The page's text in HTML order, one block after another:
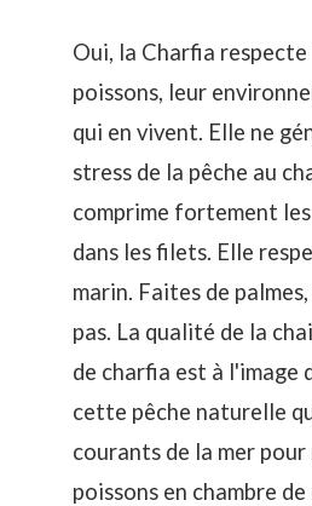
Oui, la Charfia respecte
poissons, leur
qui en vivent. Elle ne
stress de la pêche au
comprime fortement
dans les filets. Elle
marin. Faites de
pas. La qualité de la
de charfia est à l'image
cette pêche naturelle
courants de la mer
poissons en chambre